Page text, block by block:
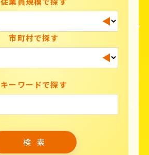
市町村で探す
キーワードで探す